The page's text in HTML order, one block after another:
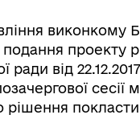
виконкому
проекту
ради від
сесії
покласти